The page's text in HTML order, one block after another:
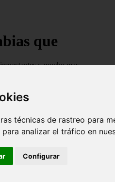
técnicas de rastreo para
para analizar el tráfico en
Configurar
que
y mucho mas